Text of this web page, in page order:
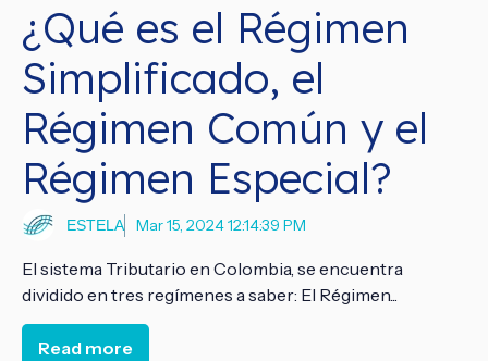
¿Qué es el Régimen
Simplificado, el
Régimen Común y el
Régimen Especial?
ESTELA Mar 15, 2024 12:14:39 PM
El sistema Tributario en Colombia, se encuentra
dividido en tres regímenes a saber: El Régimen...
Read more